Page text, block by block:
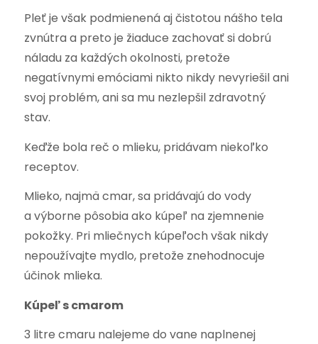
Pleť je však podmienená aj čistotou nášho tela
zvnútra a preto je žiaduce zachovať si dobrú
náladu za každých okolnosti, pretože
negatívnymi emóciami nikto nikdy nevyriešil ani
svoj problém, ani sa mu nezlepšil zdravotný
stav.
Keďže bola reč o mlieku, pridávam niekoľko
receptov.
Mlieko, najmä cmar, sa pridávajú do vody
a výborne pôsobia ako kúpeľ na zjemnenie
pokožky. Pri mliečnych kúpeľoch však nikdy
nepoužívajte mydlo, pretože znehodnocuje
účinok mlieka.
Kúpeľ s cmarom
3 litre cmaru nalejeme do vane naplnenej